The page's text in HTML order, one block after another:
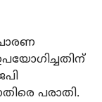
പരാതി.